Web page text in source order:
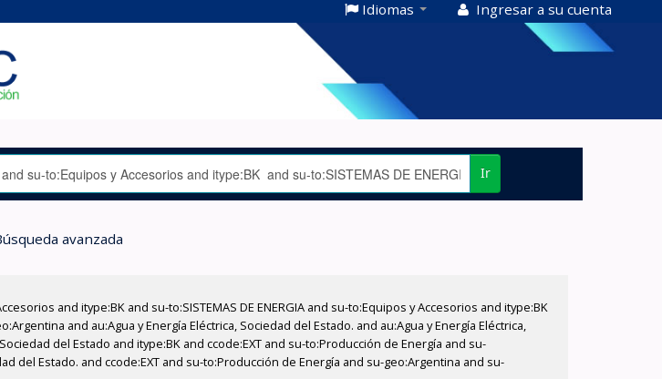
Idiomas Ingresar a su cuenta
Ir
avanzada
and itype:BK and su-to:SISTEMAS DE ENERGIA and su-to:Equipos y Accesorios and itype:BK
and au:Agua y Energía Eléctrica, Sociedad del Estado. and au:Agua y Energía Eléctrica,
del Estado and itype:BK and ccode:EXT and su-to:Producción de Energía and su-
del Estado. and ccode:EXT and su-to:Producción de Energía and su-geo:Argentina and su-